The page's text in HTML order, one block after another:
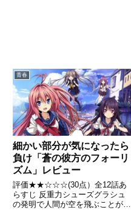
青春
細かい部分が気になったら
負け「蒼の彼方のフォーリ
ズム」レビュー
評価★★☆☆☆(30点）全12話あ
らすじ 反重力シューズグラシュ
の発明で人間が空を飛ぶことが普